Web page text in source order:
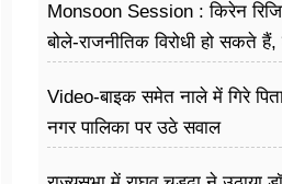
Monsoon Session : किरेन
बोले-राजनीतिक विरोधी हो सकते
Video-बाइक समेत नाले में गिरे
नगर पालिका पर उठे सवाल